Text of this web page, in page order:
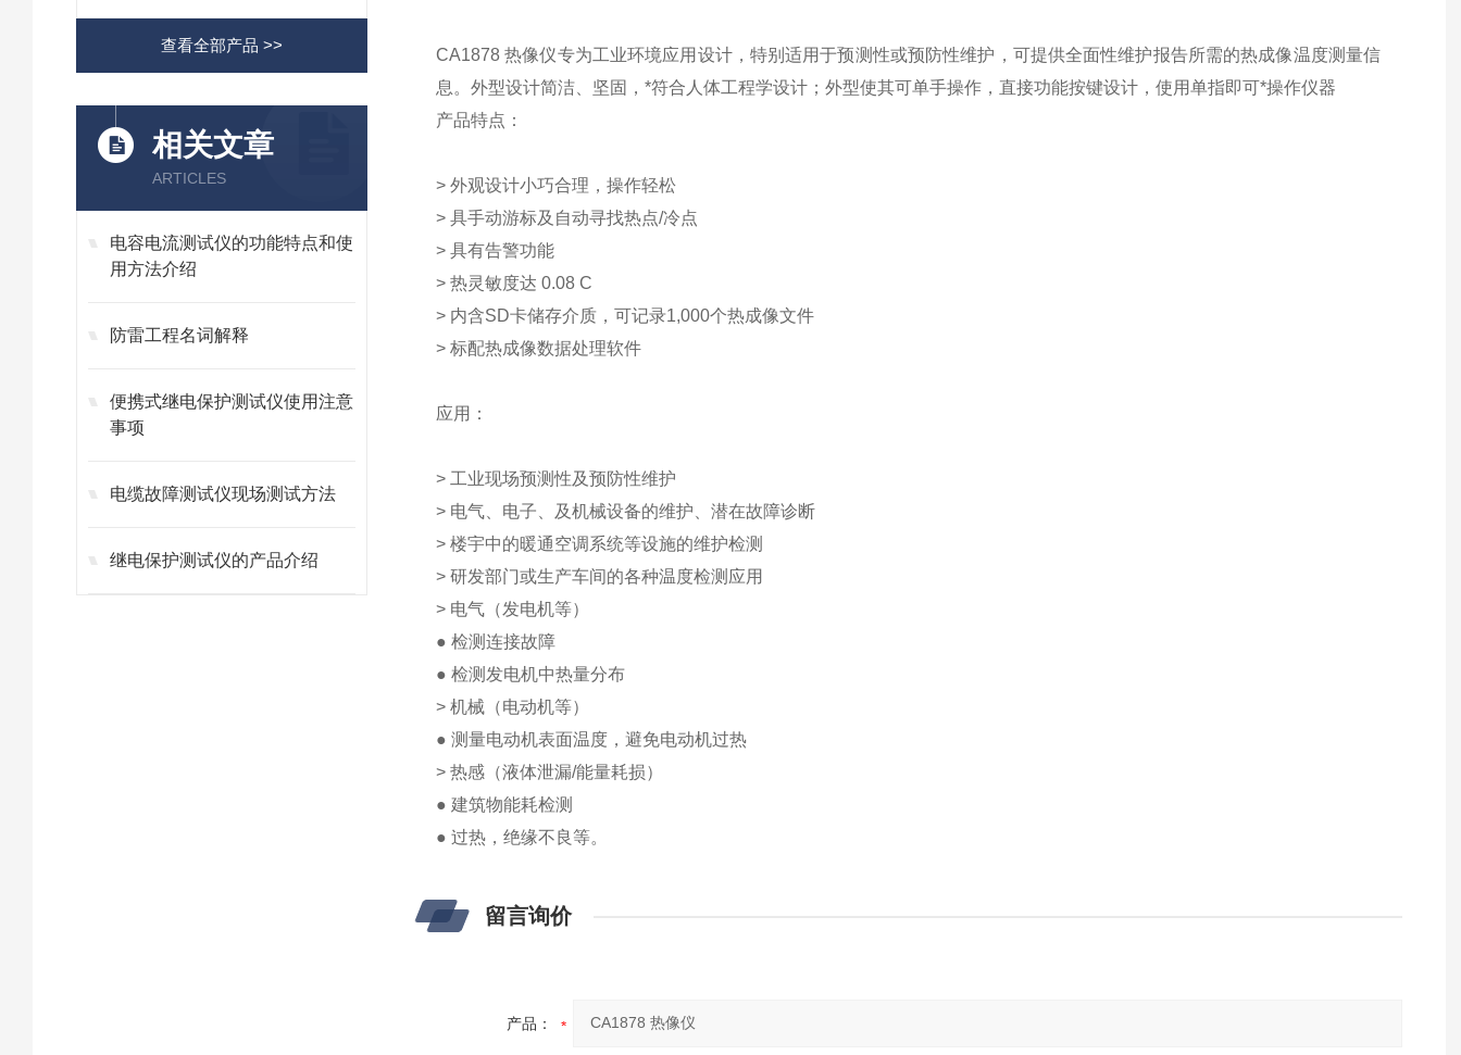
查看全部产品 >>
相关文章
ARTICLES
电容电流测试仪的功能特点和使
用方法介绍
防雷工程名词解释
便携式继电保护测试仪使用注意
事项
电缆故障测试仪现场测试方法
继电保护测试仪的产品介绍
CA1878 热像仪专为工业环境应用设计，特别适用于预测性或预防性维护，可提供全面性维护报告所需的热成像温度测量信
息。外型设计简洁、坚固，*符合人体工程学设计；外型使其可单手操作，直接功能按键设计，使用单指即可*操作仪器
产品特点：
> 外观设计小巧合理，操作轻松
> 具手动游标及自动寻找热点/冷点
> 具有告警功能
> 热灵敏度达 0.08 C
> 内含SD卡储存介质，可记录1,000个热成像文件
> 标配热成像数据处理软件
应用：
> 工业现场预测性及预防性维护
> 电气、电子、及机械设备的维护、潜在故障诊断
> 楼宇中的暖通空调系统等设施的维护检测
> 研发部门或生产车间的各种温度检测应用
> 电气（发电机等）
● 检测连接故障
● 检测发电机中热量分布
> 机械（电动机等）
● 测量电动机表面温度，避免电动机过热
> 热感（液体泄漏/能量耗损）
● 建筑物能耗检测
● 过热，绝缘不良等。
留言询价
产品：